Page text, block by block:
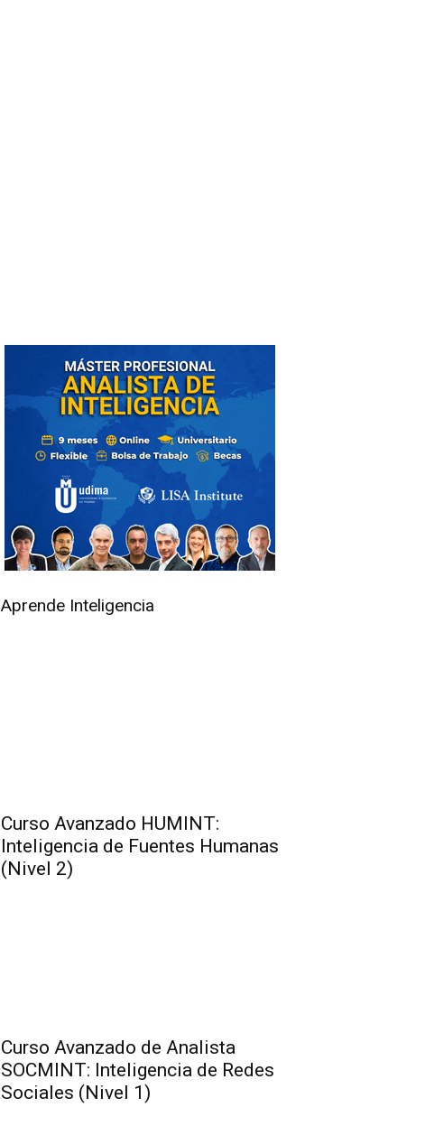
Aprende Inteligencia
Curso Avanzado HUMINT:
Inteligencia de Fuentes Humanas
(Nivel 2)
Curso Avanzado de Analista
SOCMINT: Inteligencia de Redes
Sociales (Nivel 1)